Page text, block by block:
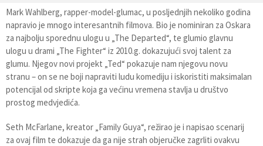
Mark Wahlberg, rapper-model-glumac, u posljednjih nekoliko godina
napravio je mnogo interesantnih filmova. Bio je nominiran za Oskara
za najbolju sporednu ulogu u „The Departed“, te glumio glavnu
ulogu u drami „The Fighter“ iz 2010.g. dokazujući svoj talent za
glumu. Njegov novi projekt „Ted“ pokazuje nam njegovu novu
stranu – on se ne boji napraviti ludu komediju i iskoristiti maksimalan
potencijal od skripte koja ga većinu vremena stavlja u društvo
prostog medvjedića.
Seth McFarlane, kreator „Family Guya“, režirao je i napisao scenarij
za ovaj film te dokazuje da ga nije strah objeručke zagrliti ovakvu